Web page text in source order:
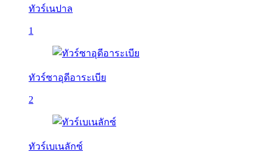
ทัวร์เนปาล
1
ทัวร์ซาอุดีอาระเบีย
2
ทัวร์เบเนลักซ์